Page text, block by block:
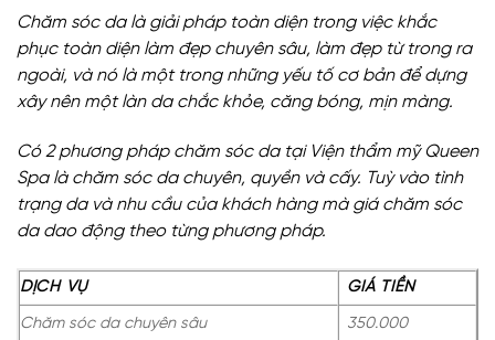
Chăm sóc da là giải pháp toàn diện trong việc khắc
phục toàn diện làm đẹp chuyên sâu, làm đẹp từ trong ra
ngoài, và nó là một trong những yếu tố cơ bản để dựng
xây nên một làn da chắc khỏe, căng bóng, mịn màng.
Có 2 phương pháp chăm sóc da tại Viện thẩm mỹ Queen
Spa là chăm sóc da chuyên, quyền và cấy. Tuỳ vào tình
trạng da và nhu cầu của khách hàng mà giá chăm sóc
da dao động theo từng phương pháp.
DỊCH VỤ GIÁ TIỀN
Chăm sóc da chuyên sâu 350.000